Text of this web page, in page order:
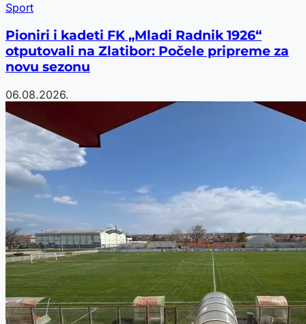
Sport
Pioniri i kadeti FK „Mladi Radnik 1926“
otputovali na Zlatibor: Počele pripreme za
novu sezonu
06.08.2026.